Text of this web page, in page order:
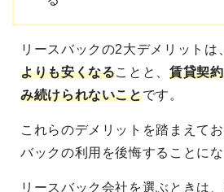
リースバックの2大デメリットは
よりも安くなることと、賃貸契
み続けられないことです。
これらのデメリットを踏まえて
バックの利用を後悔することにな
リースバック会社を選ぶときは